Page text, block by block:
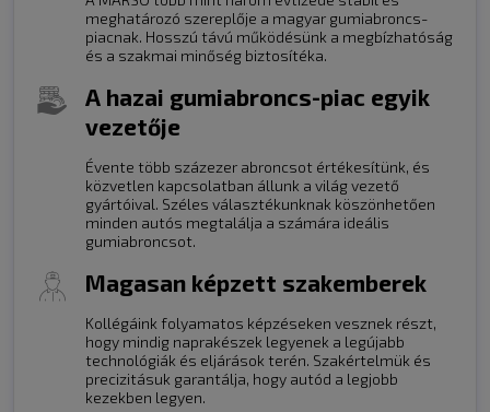
meghatározó szereplője a magyar gumiabroncs-
piacnak. Hosszú távú működésünk a megbízhatóság
és a szakmai minőség biztosítéka.
A hazai gumiabroncs-piac egyik
vezetője
Évente több százezer abroncsot értékesítünk, és
közvetlen kapcsolatban állunk a világ vezető
gyártóival. Széles választékunknak köszönhetően
minden autós megtalálja a számára ideális
gumiabroncsot.
Magasan képzett szakemberek
Kollégáink folyamatos képzéseken vesznek részt,
hogy mindig naprakészek legyenek a legújabb
technológiák és eljárások terén. Szakértelmük és
precizitásuk garantálja, hogy autód a legjobb
kezekben legyen.